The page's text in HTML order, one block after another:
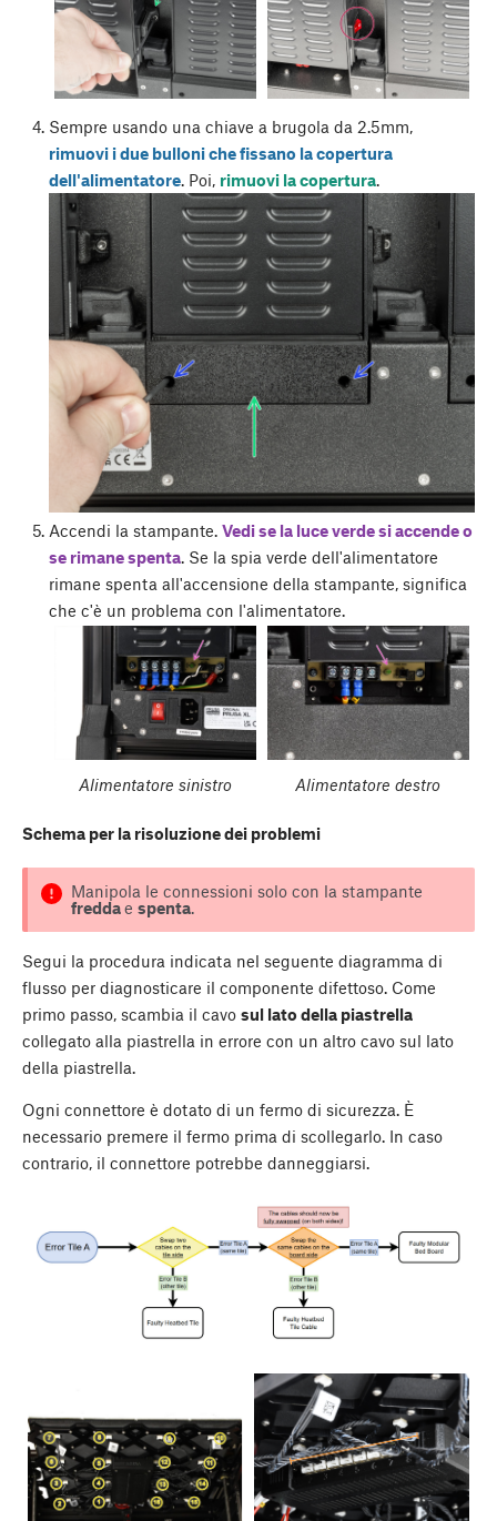
Sempre usando una chiave a brugola da 2.5mm,
rimuovi i due bulloni che fissano la copertura
dell'alimentatore. Poi, rimuovi la copertura.
Accendi la stampante. Vedi se la luce verde si accende o
se rimane spenta. Se la spia verde dell'alimentatore
rimane spenta all'accensione della stampante, significa
che c'è un problema con l'alimentatore.
Alimentatore sinistro Alimentatore destro
Schema per la risoluzione dei problemi
Manipola le connessioni solo con la stampante
freddae spenta.
Segui la procedura indicata nel seguente diagramma di
flusso per diagnosticare il componente difettoso. Come
primo passo, scambia il cavo sul lato della piastrella
collegato alla piastrella in errore con un altro cavo sul lato
della piastrella.
Ogni connettore è dotato di un fermo di sicurezza. È
necessario premere il fermo prima di scollegarlo. In caso
contrario, il connettore potrebbe danneggiarsi.